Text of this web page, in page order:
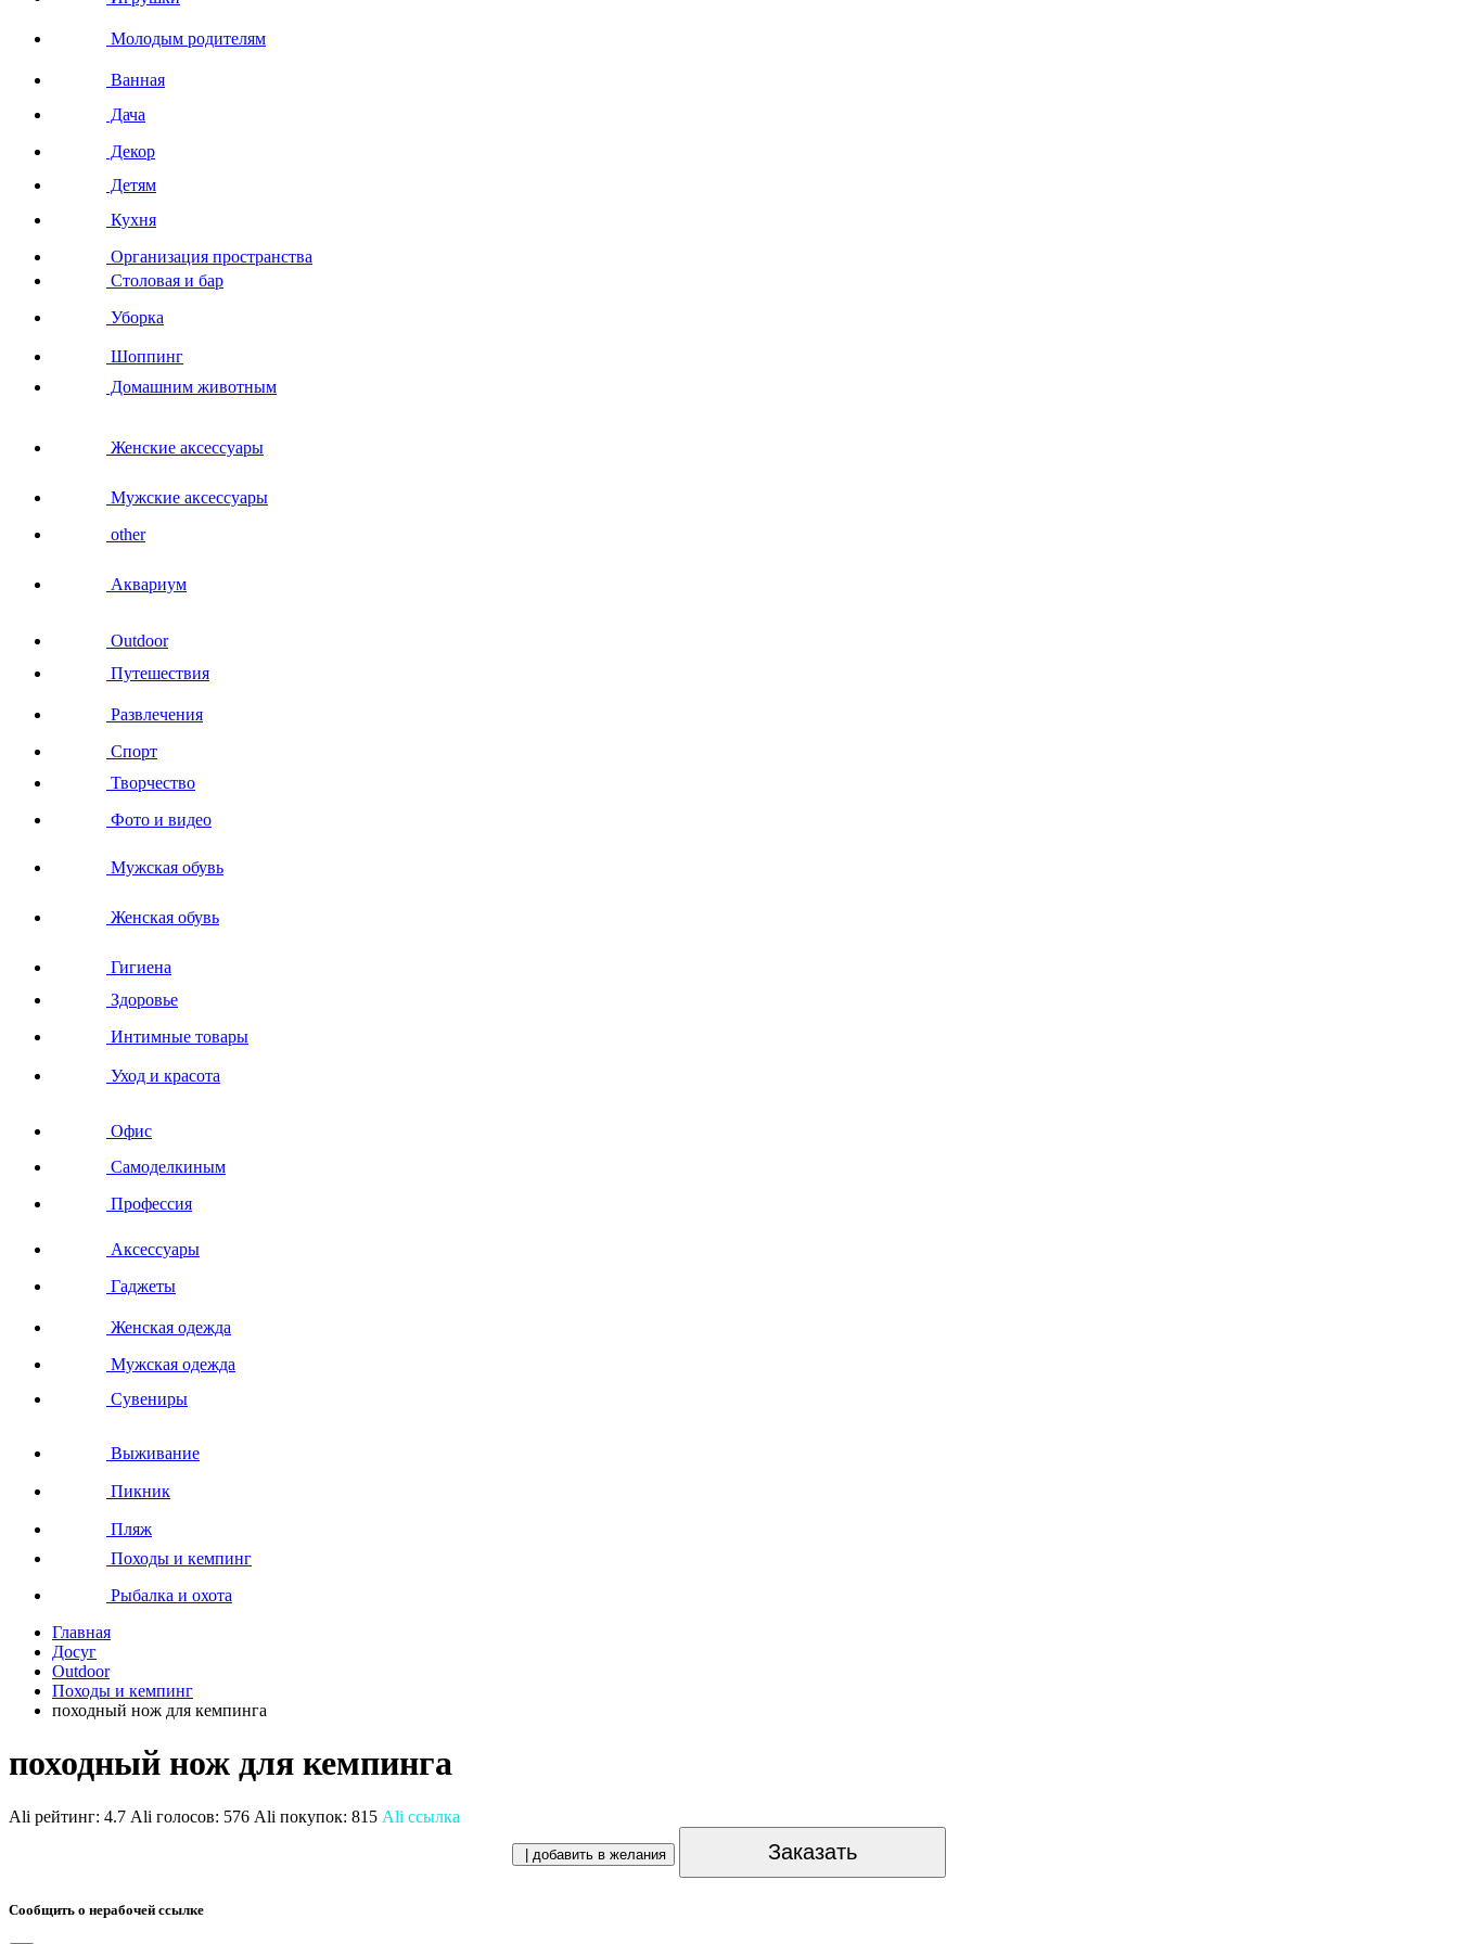
Молодым родителям
Ванная
Дача
Декор
Детям
Кухня
Организация пространства
Столовая и бар
Уборка
Шоппинг
Домашним животным
Женские аксессуары
Мужские аксессуары
other
Аквариум
Outdoor
Путешествия
Развлечения
Спорт
Творчество
Фото и видео
Мужская обувь
Женская обувь
Гигиена
Здоровье
Интимные товары
Уход и красота
Офис
Самоделкиным
Профессия
Аксессуары
Гаджеты
Женская одежда
Мужская одежда
Сувениры
Выживание
Пикник
Пляж
Походы и кемпинг
Рыбалка и охота
Главная
Досуг
Outdoor
Походы и кемпинг
походный нож для кемпинга
походный нож для кемпинга
Ali рейтинг: 4.7 Ali голосов: 576 Ali покупок: 815 Ali ссылка
| добавить в желания Заказать
Сообщить о нерабочей ссылке